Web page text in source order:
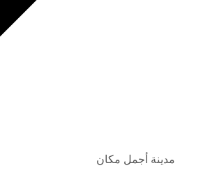
مدينة أجمل مكان